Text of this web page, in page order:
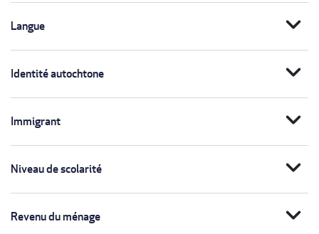
Langue expand_more
Identité autochtone expand_more
Immigrant expand_more
Niveau de scolarité expand_more
Revenu du ménage expand_more